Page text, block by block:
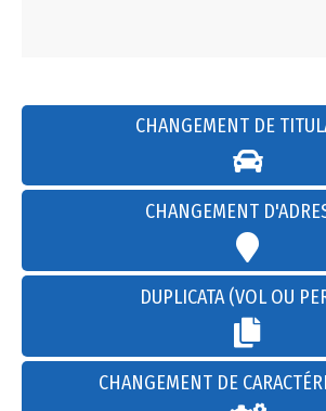
CHANGEMENT DE
CHANGEMENT
DUPLICATA (VOL OU
CHANGEMENT DE